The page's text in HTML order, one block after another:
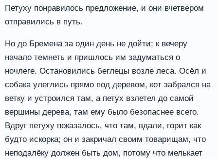
Петуху понравилось предложение, и они вчетвером
отправились в путь.
Но до Бремена за один день не дойти; к вечеру
начало темнеть и пришлось им задуматься о
ночлеге. Остановились беглецы возле леса. Осёл и
собака улеглись прямо под деревом, кот забрался на
ветку и устроился там, а петух взлетел до самой
вершины дерева, там ему было безопаснее всего.
Вдруг петуху показалось, что там, вдали, горит как
будто искорка; он и закричал своим товарищам, что
неподалёку должен быть дом, потому что мелькает